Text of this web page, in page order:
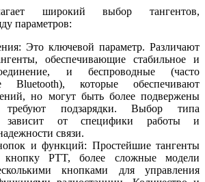
широкий выбор тангентов,
параметров:
Это ключевой параметр. Различают
обеспечивающие стабильное и
и беспроводные (часто
Bluetooth), которые обеспечивают
но могут быть более подвержены
подзарядки. Выбор типа
зависит от специфики работы и
связи.
и функций: Простейшие тангенты
PTT, более сложные модели
кнопками для управления